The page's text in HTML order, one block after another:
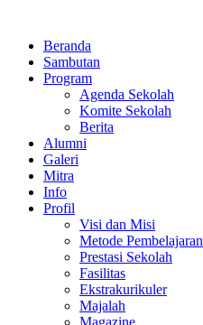
kontenBeranda
Sambutan
Program
Agenda Sekolah
Komite Sekolah
Berita
Alumni
Galeri
Mitra
Info
Profil
Visi dan Misi
Metode Pembelajaran
Prestasi Sekolah
Fasilitas
Ekstrakurikuler
Majalah
Magazine